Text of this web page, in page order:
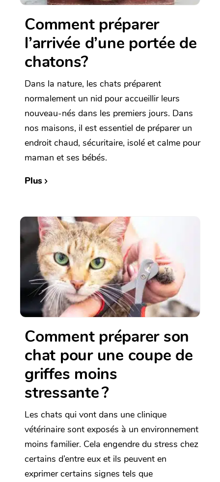
Comment préparer
l’arrivée d’une portée de
chatons?
Dans la nature, les chats préparent
normalement un nid pour accueillir leurs
nouveau-nés dans les premiers jours. Dans
nos maisons, il est essentiel de préparer un
endroit chaud, sécuritaire, isolé et calme pour
maman et ses bébés.
Plus
Comment préparer son
chat pour une coupe de
griffes moins
stressante ?
Les chats qui vont dans une clinique
vétérinaire sont exposés à un environnement
moins familier. Cela engendre du stress chez
certains d’entre eux et ils peuvent en
exprimer certains signes tels que